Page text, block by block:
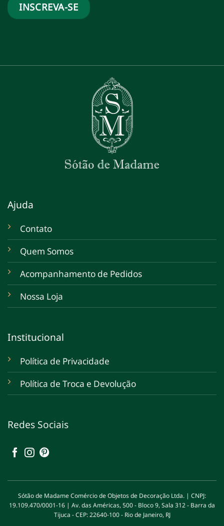
Ajuda
Contato
Quem Somos
Acompanhamento de Pedidos
Nossa Loja
Institucional
Política de Privacidade
Política de Troca e Devolução
Redes Sociais
Sótão de Madame Comércio de Objetos de Decoração Ltda. | CNPJ:
19.109.470/0001-16 | Av. das Américas, 500 - Bloco 9, Sala 312 - Barra da
Tijuca - CEP: 22640-100 - Rio de Janeiro, RJ